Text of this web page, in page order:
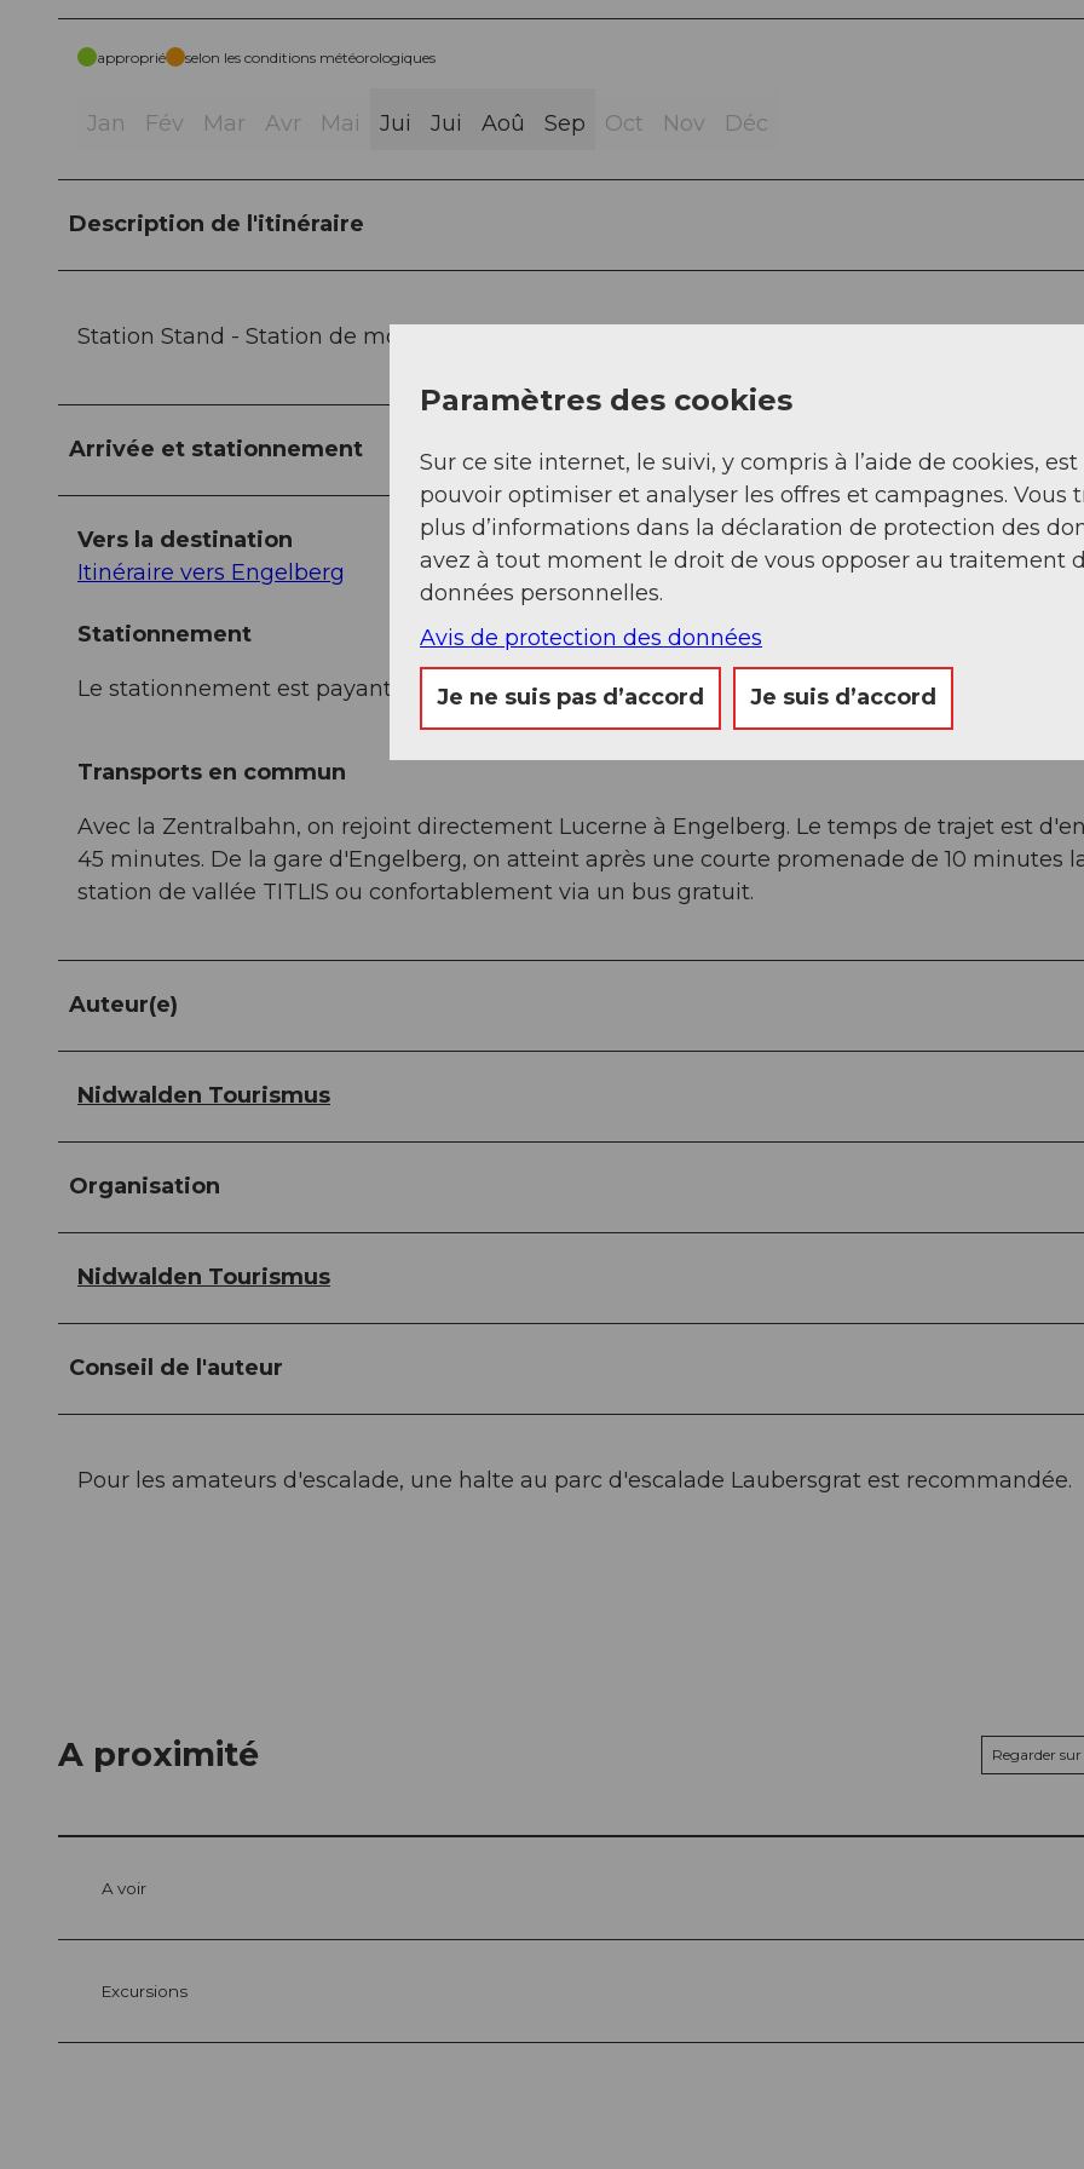
approprié selon les conditions météorologiques
Jan Fév Mar Avr Mai Jui Jui Aoû Sep Oct Nov Déc
Description de l'itinéraire
Station Stand - Station de montagne Trübsee
Arrivée et stationnement
Vers la destination
Itinéraire vers Engelberg
Stationnement
Le stationnement est payant.
Transports en commun
Avec la Zentralbahn, on rejoint directement Lucerne à Engelberg. Le temps de trajet est
45 minutes. De la gare d'Engelberg, on atteint après une courte promenade de 10 minutes
station de vallée TITLIS ou confortablement via un bus gratuit.
Auteur(e)
Nidwalden Tourismus
Organisation
Nidwalden Tourismus
Conseil de l'auteur
Pour les amateurs d'escalade, une halte au parc d'escalade Laubersgrat est recommandée.
A proximité Regarder
A voir
Excursions
Paramètres des cookies
Sur ce site internet, le suivi, y compris à l’aide de cookies,
pouvoir optimiser et analyser les offres et campagnes. Vous
plus d’informations dans la déclaration de protection des
avez à tout moment le droit de vous opposer au traitement
données personnelles.
Avis de protection des données
Je ne suis pas d’accord Je suis d’accord